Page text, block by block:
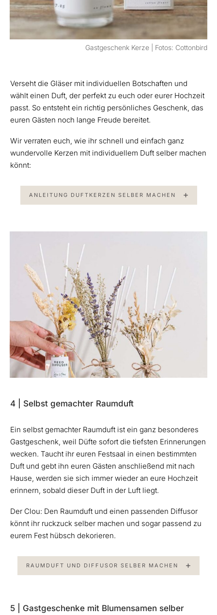
Gastgeschenk Kerze | Fotos: Cottonbird
Verseht die Gläser mit individuellen Botschaften und
wählt einen Duft, der perfekt zu euch oder eurer Hochzeit
passt. So entsteht ein richtig persönliches Geschenk, das
euren Gästen noch lange Freude bereitet.
Wir verraten euch, wie ihr schnell und einfach ganz
wundervolle Kerzen mit individuellem Duft selber machen
könnt:
ANLEITUNG DUFTKERZEN SELBER MACHEN
4 | Selbst gemachter Raumduft
Ein selbst gemachter Raumduft ist ein ganz besonderes
Gastgeschenk, weil Düfte sofort die tiefsten Erinnerungen
wecken. Taucht ihr euren Festsaal in einen bestimmten
Duft und gebt ihn euren Gästen anschließend mit nach
Hause, werden sie sich immer wieder an eure Hochzeit
erinnern, sobald dieser Duft in der Luft liegt.
Der Clou: Den Raumduft und einen passenden Diffusor
könnt ihr ruckzuck selber machen und sogar passend zu
eurem Fest hübsch dekorieren.
RAUMDUFT UND DIFFUSOR SELBER MACHEN
5 | Gastgeschenke mit Blumensamen selber